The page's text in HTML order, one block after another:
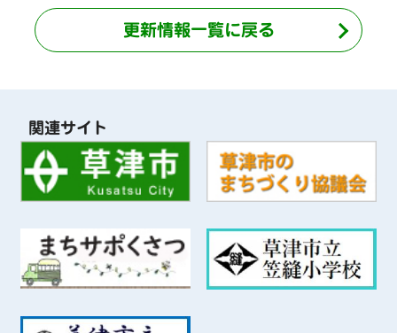
更新情報一覧に戻る
関連サイト